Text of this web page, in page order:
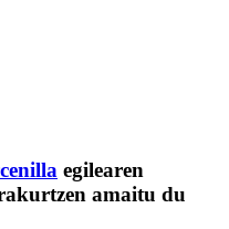
egilearen
amaitu du